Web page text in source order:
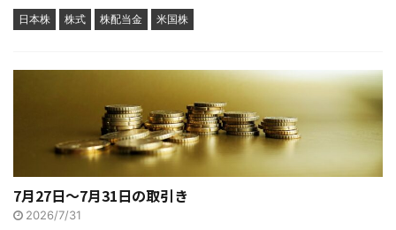
日本株 株式 株配当金 米国株
7月27日～7月31日の取引き
2026/7/31